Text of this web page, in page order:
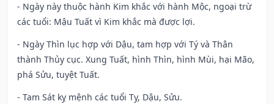
- Ngày này thuộc hành Kim khắc với hành Mộc, ngoại trừ
các tuổi: Mậu Tuất vì Kim khắc mà được lợi.
- Ngày Thìn lục hợp với Dậu, tam hợp với Tý và Thân
thành Thủy cục. Xung Tuất, hình Thìn, hình Mùi, hại Mão,
phá Sửu, tuyệt Tuất.
- Tam Sát kỵ mệnh các tuổi Tỵ, Dậu, Sửu.